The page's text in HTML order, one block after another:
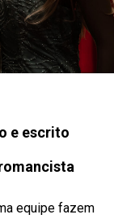
e escrito
equipe fazem